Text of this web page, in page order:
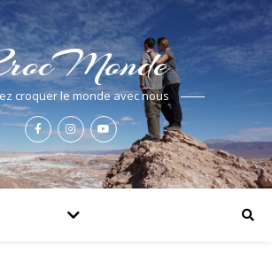
croquer le monde avec nous